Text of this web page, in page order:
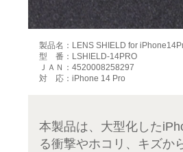
製品名：LENS SHIELD for
型 番：LSHIELD-14PRO
ＪＡＮ：4520008258297
対 応：iPhone 14 Pro
本製品は、大型化した
る衝撃やホコリ、キズか